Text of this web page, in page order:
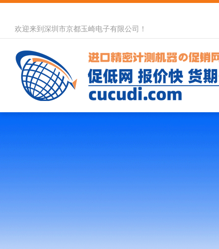
欢迎来到深圳市京都玉崎电子有限公司！